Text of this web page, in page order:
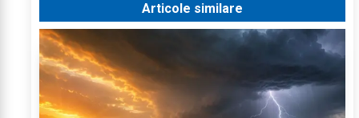
Articole similare